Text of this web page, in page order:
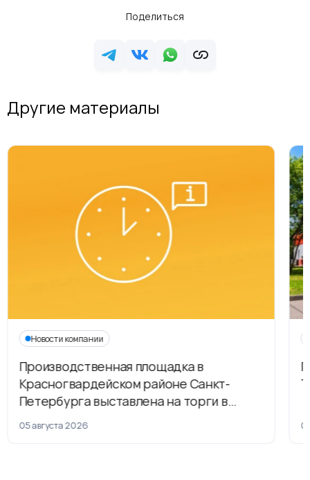
Поделиться
Другие материалы
Новости компании
Производственная площадка в
Красногвардейском районе Санкт-
Петербурга выставлена на торги в
рамках приватизации
05 августа 2026